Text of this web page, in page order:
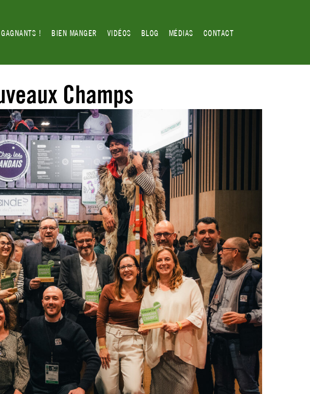
! BIEN MANGER VIDÉOS BLOG MÉDIAS CONTACT
Champs